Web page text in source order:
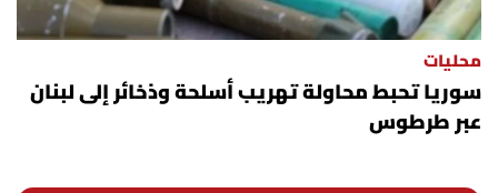
محليات
سوريا تحبط محاولة تهريب أسلحة وذخائر إلى لبنان
عبر طرطوس